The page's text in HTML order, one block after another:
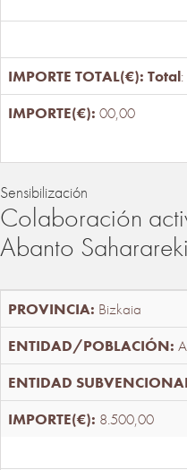
Total:
00,00
Sensibilización
Colaboración
Abanto
Bizkaia
8.500,00